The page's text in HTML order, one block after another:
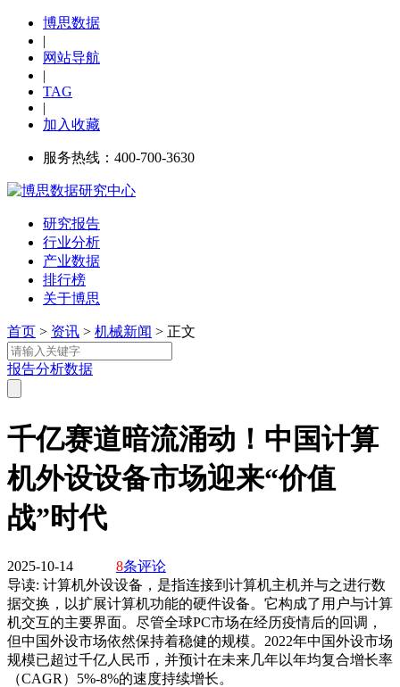
博思数据
|
网站导航
|
TAG
|
加入收藏
服务热线：400-700-3630
研究报告
行业分析
产业数据
排行榜
关于博思
首页 > 资讯 > 机械新闻 > 正文
报告分析数据
千亿赛道暗流涌动！中国计算
机外设设备市场迎来“价值
战”时代
2025-10-14 8条评论
导读: 计算机外设设备，是指连接到计算机主机并与之进行数
据交换，以扩展计算机功能的硬件设备。它构成了用户与计算
机交互的主要界面。尽管全球PC市场在经历疫情后的回调，
但中国外设市场依然保持着稳健的规模。2022年中国外设市场
规模已超过千亿人民币，并预计在未来几年以年均复合增长率
（CAGR）5%-8%的速度持续增长。